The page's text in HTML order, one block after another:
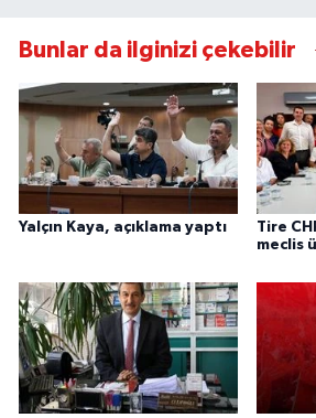
Bunlar da ilginizi çekebilir
Yalçın Kaya, açıklama yaptı
Tire
meclis